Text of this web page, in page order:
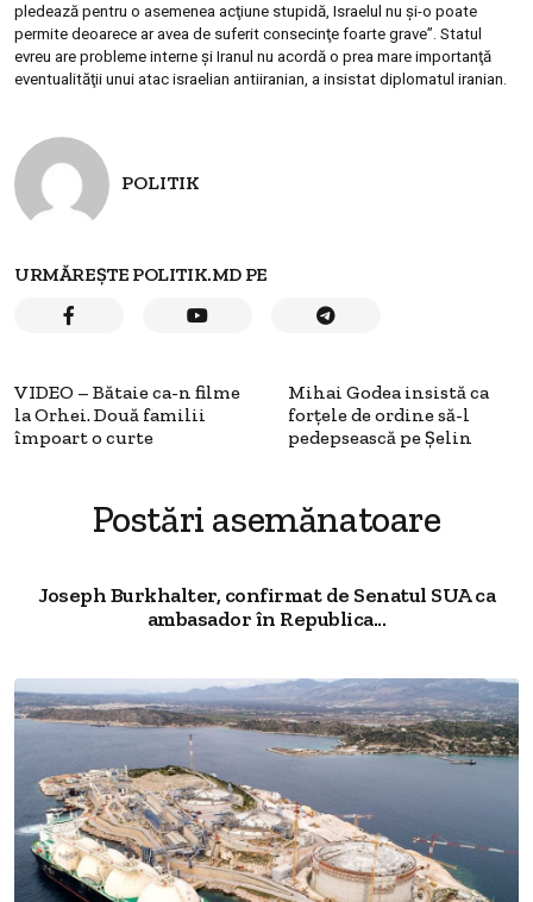
pledează pentru o asemenea acţiune stupidă, Israelul nu şi-o poate
permite deoarece ar avea de suferit consecinţe foarte grave”. Statul
evreu are probleme interne şi Iranul nu acordă o prea mare importanţă
eventualităţii unui atac israelian antiiranian, a insistat diplomatul iranian.
POLITIK
URMĂREȘTE POLITIK.MD PE
VIDEO – Bătaie ca-n filme
la Orhei. Două familii
împoart o curte
Mihai Godea insistă ca
forţele de ordine să-l
pedepsească pe Şelin
Postări asemănatoare
Joseph Burkhalter, confirmat de Senatul SUA ca
ambasador în Republica...